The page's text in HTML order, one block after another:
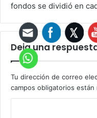
fondos se dividió en
Deja una
Tu dirección de correo
campos obligatorios están